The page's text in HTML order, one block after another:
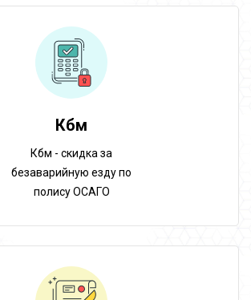
Кбм
Кбм - скидка за
безаварийную езду по
полису ОСАГО